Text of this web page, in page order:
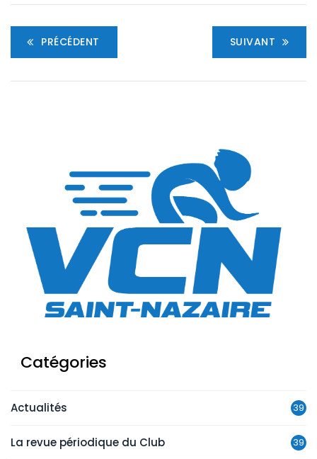
PRÉCÉDENT SUIVANT
Catégories
Actualités 39
La revue périodique du Club 39